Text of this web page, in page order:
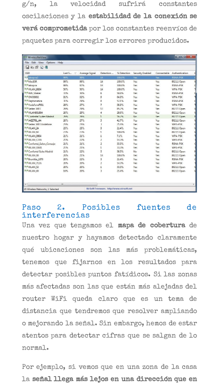
g/n, la velocidad sufrirá constantes
oscilaciones y la estabilidad de la conexión se
verá comprometidapor los constantes reenvíos de
paquetes para corregir los errores producidos.
Paso 2. Posibles fuentes de
interferencias
Una vez que tengamos el mapa de coberturade
nuestro hogar y hayamos detectado claramente
qué ubicaciones son las más problemáticas,
tenemos que fijarnos en los resultados para
detectar posibles puntos fatídicos. Si las zonas
más afectadas son las que están más alejadas del
router WiFi queda claro que es un tema de
distancia que tendremos que resolver ampliando
o mejorando la señal. Sin embargo, hemos de estar
atentos para detectar cifras que se salgan de lo
normal.
Por ejemplo, si vemos que en una zona de la casa
la señal llega más lejos en una dirección que en